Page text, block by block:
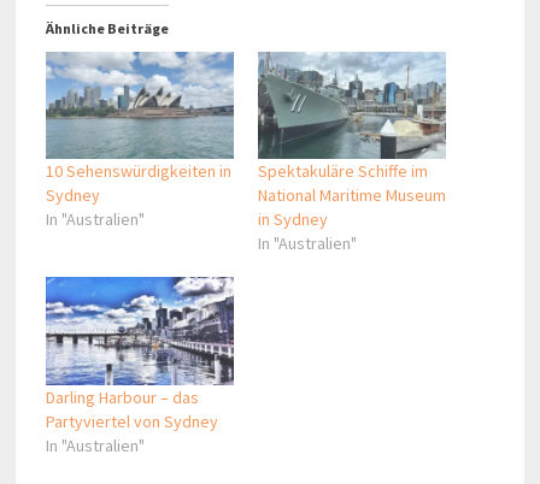
Ähnliche Beiträge
10 Sehenswürdigkeiten in
Sydney
In "Australien"
Spektakuläre Schiffe im
National Maritime Museum
in Sydney
In "Australien"
Darling Harbour – das
Partyviertel von Sydney
In "Australien"